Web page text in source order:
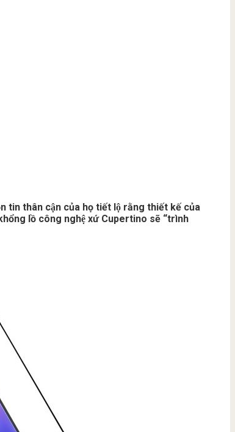
tin thân cận của họ tiết lộ rằng thiết kế của
lồ công nghệ xứ Cupertino sẽ “trình